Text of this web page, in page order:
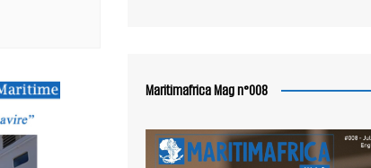
Maritimafrica Mag n°008